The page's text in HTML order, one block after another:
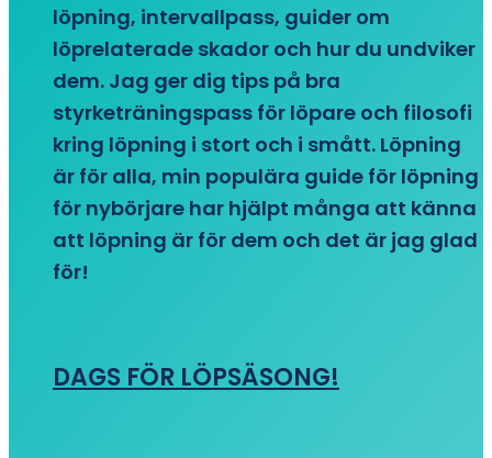
löpning, intervallpass, guider om
löprelaterade skador och hur du undviker
dem. Jag ger dig tips på bra
styrketräningspass för löpare och filosofi
kring löpning i stort och i smått. Löpning
är för alla, min populära guide för löpning
för nybörjare har hjälpt många att känna
att löpning är för dem och det är jag glad
för!
DAGS FÖR LÖPSÄSONG!